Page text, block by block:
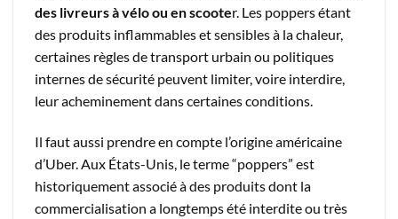
des livreurs à vélo ou en scooter. Les poppers étant
des produits inflammables et sensibles à la chaleur,
certaines règles de transport urbain ou politiques
internes de sécurité peuvent limiter, voire interdire,
leur acheminement dans certaines conditions.
Il faut aussi prendre en compte l’origine américaine
d’Uber. Aux États-Unis, le terme “poppers” est
historiquement associé à des produits dont la
commercialisation a longtemps été interdite ou très